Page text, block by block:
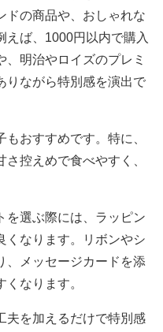
ドの商品や、おしゃれな
えば、1000円以内で購入
、明治やロイズのプレミ
りながら特別感を演出で
おすすめです。特に、
控えめで食べやすく、
を選ぶ際には、ラッピン
くなります。リボンやシ
、メッセージカードを添
なります。
夫を加えるだけで特別感